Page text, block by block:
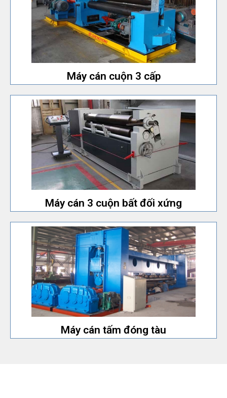
Máy cán cuộn 3 cấp
Máy cán cuộn 3 cấp
Với chức năng uốn cong trước và có thể cuộn phôi có
độ chính xác cao. Giá chấp nhận được cho model máy
nhỏ hơn 30x2500.
Máy cán 3 cuộn bất đối xứng
Máy cán 3 cuộn bất đối xứng
Độ chính xác cao như máy uốn tấm 4 con lăn, nhưng
chỉ dành cho model máy nhỏ.
Máy cán tấm đóng tàu
Máy cán tấm đóng tàu
Máy cán tấm đặc biệt dùng cho ngành đóng tàu. Chiều
rộng uốn tấm tối đa có thể lên tới 12000mm.